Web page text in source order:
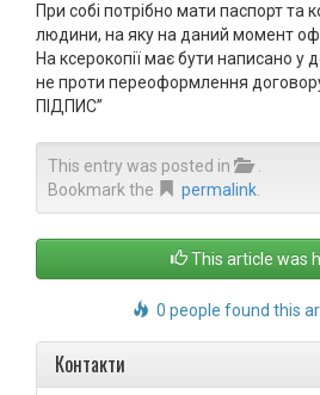
При собі потрібно мати паспорт та
людини, на яку на даний момент
На ксерокопії має бути написано у
не проти переоформлення
ПІДПИС”
This entry was posted in
.
Bookmark the
permalink
This article was
0 people found this
Контакти